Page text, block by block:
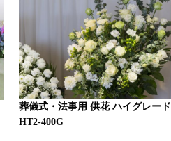
葬儀式・法事用 供花 ハイグレード
HT2-400G